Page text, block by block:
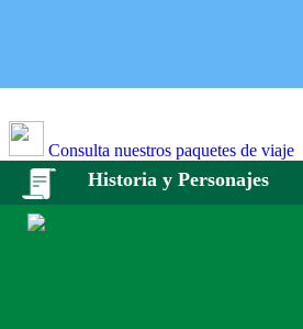
Consulta nuestros paquetes de viaje
Historia y Personajes